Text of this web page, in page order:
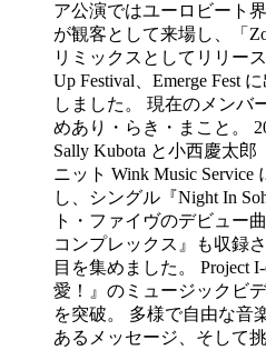
ア公演ではユーロビート
が観客として来場し、「
リミックスとしてリリー
Up Festival、Emerge Fest
しました。 現在のメンバ
めあり・らき・まこと。
Sally Kubota と小西慶太郎
ニット Wink Music
し、シングル『Night In
ト・ファイヴのデビュー
コンプレックス』も収録
目を集めました。 Project
愛！』のミュージックビ
を突破。 多様で自由な音
あるメッセージ、そして